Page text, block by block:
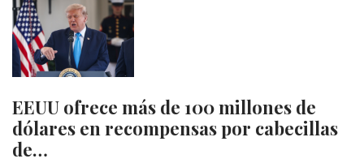
EEUU ofrece más de 100 millones de
dólares en recompensas por cabecillas
de…